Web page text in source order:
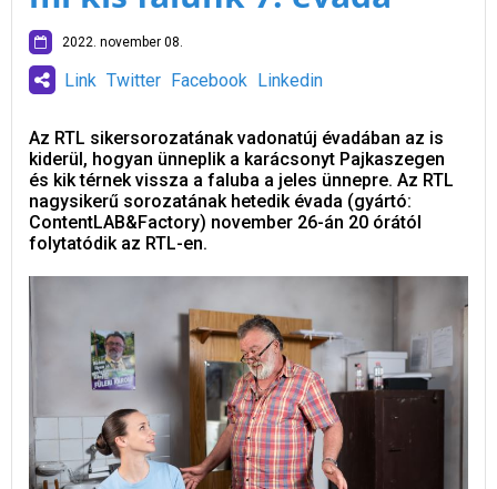
2022. november 08.
Link Twitter Facebook Linkedin
Az RTL sikersorozatának vadonatúj évadában az is
kiderül, hogyan ünneplik a karácsonyt Pajkaszegen
és kik térnek vissza a faluba a jeles ünnepre. Az RTL
nagysikerű sorozatának hetedik évada (gyártó:
ContentLAB&Factory) november 26-án 20 órától
folytatódik az RTL-en.